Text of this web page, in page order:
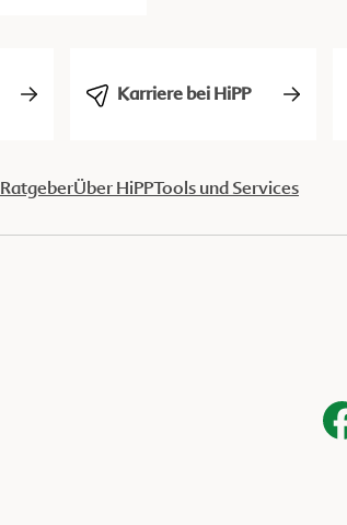
Karriere bei HiPP
RatgeberÜber HiPPTools und Services